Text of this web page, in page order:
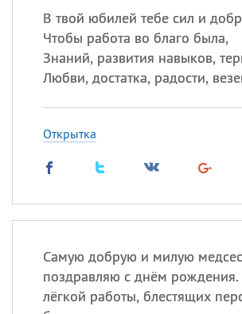
В твой юбилей тебе сил и
Чтобы работа во благо была,
Знаний, развития навыков,
Любви, достатка, радости,
Открытка
Самую добрую и милую
поздравляю с днём
лёгкой работы, блестящих